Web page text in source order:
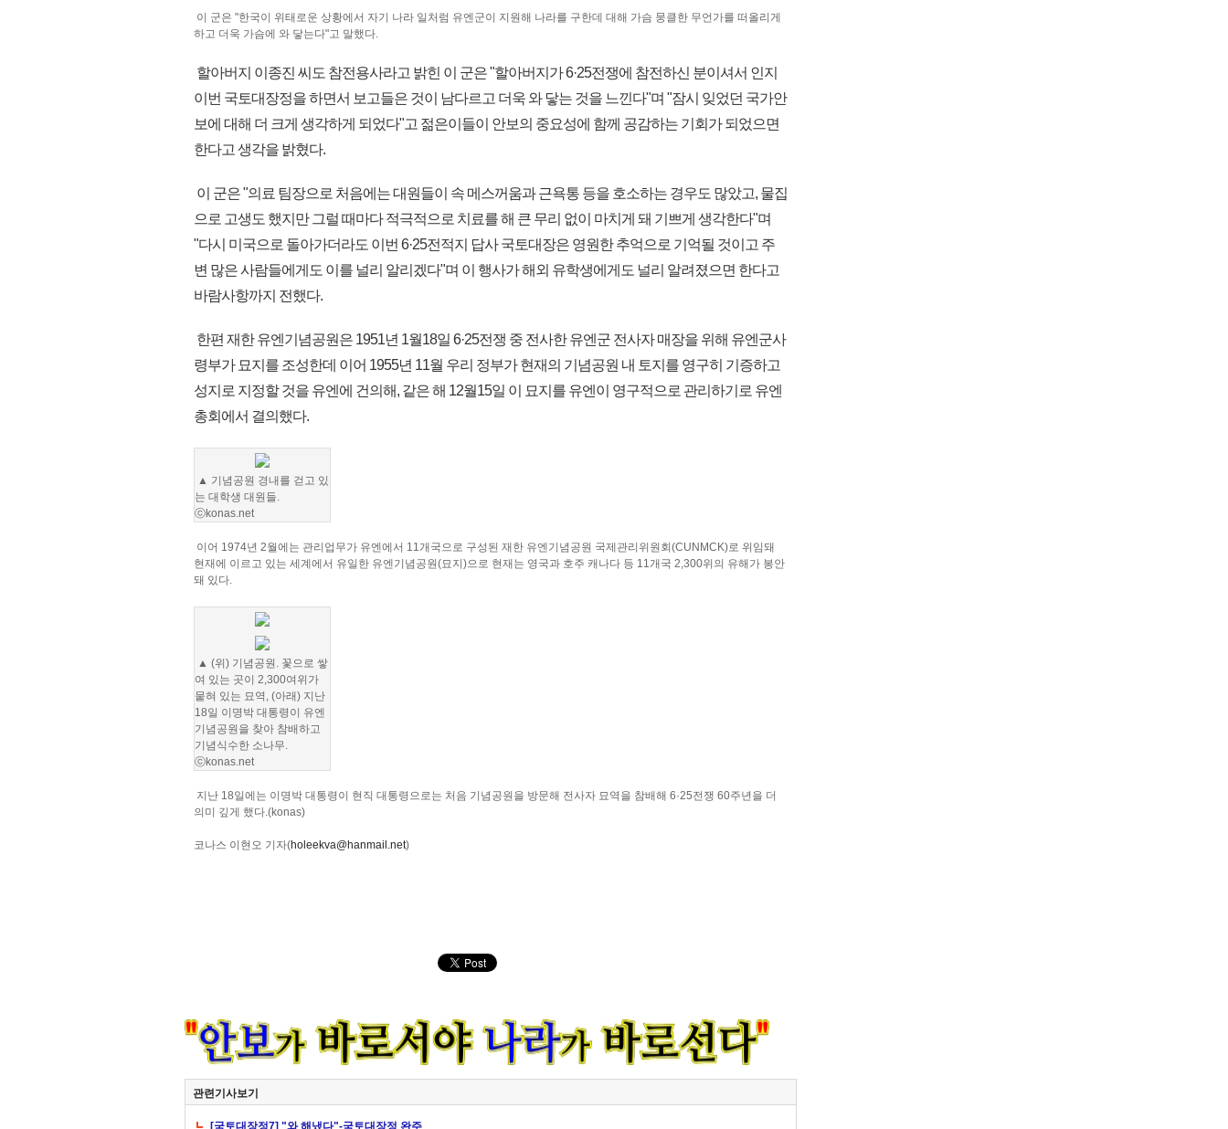
이 군은 "한국이 위태로운 상황에서 자기 나라 일처럼 유엔군이 지원해 나라를 구한데 대해 가슴 뭉클한 무언가를 떠올리게
하고 더욱 가슴에 와 닿는다"고 말했다.
할아버지 이종진 씨도 참전용사라고 밝힌 이 군은 "할아버지가 6·25전쟁에 참전하신 분이셔서 인지
이번 국토대장정을 하면서 보고들은 것이 남다르고 더욱 와 닿는 것을 느낀다"며 "잠시 잊었던 국가안
보에 대해 더 크게 생각하게 되었다"고 젊은이들이 안보의 중요성에 함께 공감하는 기회가 되었으면
한다고 생각을 밝혔다.
이 군은 "의료 팀장으로 처음에는 대원들이 속 메스꺼움과 근욕통 등을 호소하는 경우도 많았고, 물집
으로 고생도 했지만 그럴 때마다 적극적으로 치료를 해 큰 무리 없이 마치게 돼 기쁘게 생각한다"며
"다시 미국으로 돌아가더라도 이번 6·25전적지 답사 국토대장은 영원한 추억으로 기억될 것이고 주
변 많은 사람들에게도 이를 널리 알리겠다"며 이 행사가 해외 유학생에게도 널리 알려졌으면 한다고
바람사항까지 전했다.
한편 재한 유엔기념공원은 1951년 1월18일 6·25전쟁 중 전사한 유엔군 전사자 매장을 위해 유엔군사
령부가 묘지를 조성한데 이어 1955년 11월 우리 정부가 현재의 기념공원 내 토지를 영구히 기증하고
성지로 지정할 것을 유엔에 건의해, 같은 해 12월15일 이 묘지를 유엔이 영구적으로 관리하기로 유엔
총회에서 결의했다.
▲ 기념공원 경내를 걷고 있
는 대학생 대원들.
ⓒkonas.net
이어 1974년 2월에는 관리업무가 유엔에서 11개국으로 구성된 재한 유엔기념공원 국제관리위원회(CUNMCK)로 위임돼
현재에 이르고 있는 세계에서 유일한 유엔기념공원(묘지)으로 현재는 영국과 호주 캐나다 등 11개국 2,300위의 유해가 봉안
돼 있다.
▲ (위) 기념공원. 꽃으로 쌓
여 있는 곳이 2,300여위가
뭍혀 있는 묘역, (아래) 지난
18일 이명박 대통령이 유엔
기념공원을 찾아 참배하고
기념식수한 소나무.
ⓒkonas.net
지난 18일에는 이명박 대통령이 현직 대통령으로는 처음 기념공원을 방문해 전사자 묘역을 참배해 6·25전쟁 60주년을 더
의미 깊게 했다.(konas)
코나스 이현오 기자(holeekva@hanmail.net)
관련기사보기
[국토대장정7] "와 해냈다"-국토대장정 완주